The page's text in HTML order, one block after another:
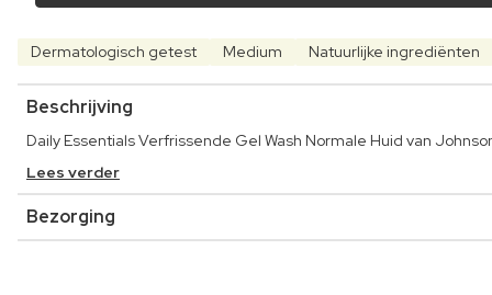
Dermatologisch getest Medium Natuurlijke ingrediënten
Beschrijving
Daily Essentials Verfrissende Gel Wash Normale Huid van
Lees verder
Bezorging